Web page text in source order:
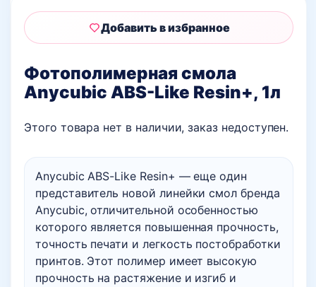
Фотополимерная смола
Anycubic ABS-Like Resin+, 1л
Anycubic ABS-Like Resin+ — еще один
представитель новой линейки смол бренда
Anycubic, отличительной особенностью
которого является повышенная прочность,
точность печати и легкость постобработки
принтов. Этот полимер имеет высокую
прочность на растяжение и изгиб и
Этого товара нет в наличии, заказ недоступен.
Добавить в избранное